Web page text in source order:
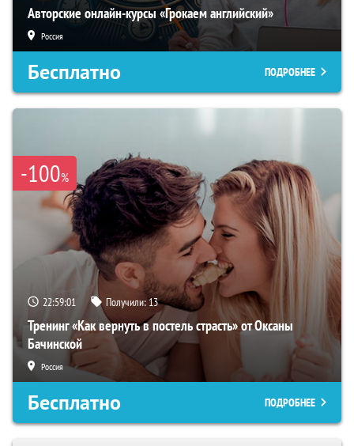
Авторские онлайн-курсы «Грокаем английский»
Россия
Бесплатно ПОДРОБНЕЕ
-100%
22:59:00 Получили:13
Тренинг «Как вернуть в постель страсть» от Оксаны
Бачинской
Россия
Бесплатно ПОДРОБНЕЕ